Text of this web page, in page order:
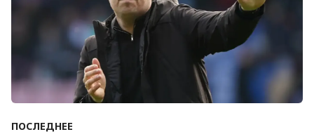
Андони Ираола может возглавить «Кристал
ПОСЛЕДНЕЕ